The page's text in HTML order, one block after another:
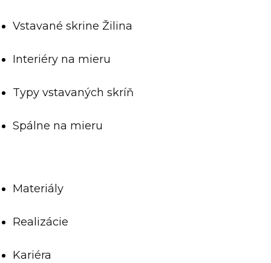
Vstavané skrine Žilina
Interiéry na mieru
Typy vstavaných skríň
Spálne na mieru
Materiály
Realizácie
Kariéra